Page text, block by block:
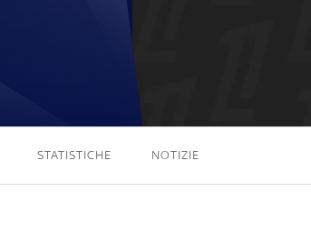
STATISTICHE NOTIZIE